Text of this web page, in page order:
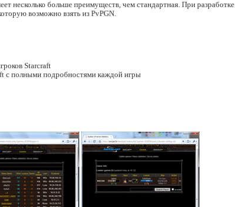
несколько больше преимуществ, чем стандартная. При разработке
возможно взять из PvPGN.
Starcraft
с полными подробностями каждой игры